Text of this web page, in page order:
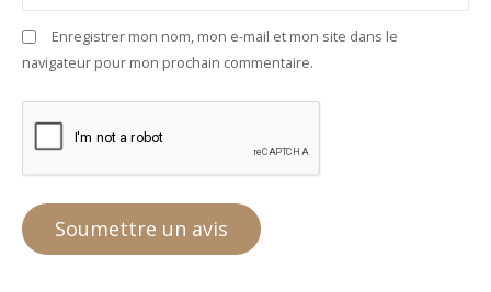
Enregistrer mon nom, mon e-mail et mon site dans le
navigateur pour mon prochain commentaire.